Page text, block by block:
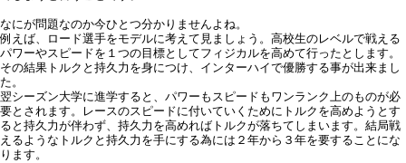
なにが問題なのか今ひとつ分かりませんよね。
例えば、ロード選手をモデルに考えて見ましょう。高校生のレベルで戦える
パワーやスピードを１つの目標としてフィジカルを高めて行ったとします。
その結果トルクと持久力を身につけ、インターハイで優勝する事が出来まし
た。
翌シーズン大学に進学すると、パワーもスピードもワンランク上のものが必
要とされます。レースのスピードに付いていくためにトルクを高めようとす
ると持久力が伴わず、持久力を高めればトルクが落ちてしまいます。結局戦
えるようなトルクと持久力を手にする為には２年から３年を要することにな
ります。